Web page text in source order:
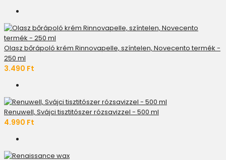
Olasz bőrápoló krém Rinnovapelle, színtelen, Novecento termék -
250 ml
3.490 Ft
Renuwell, Svájci tisztitószer rózsavizzel - 500 ml
4.990 Ft